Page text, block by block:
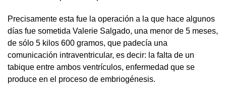
Precisamente esta fue la operación a la que hace algunos
días fue sometida Valerie Salgado, una menor de 5 meses,
de sólo 5 kilos 600 gramos, que padecía una
comunicación intraventricular, es decir: la falta de un
tabique entre ambos ventrículos, enfermedad que se
produce en el proceso de embriogénesis.